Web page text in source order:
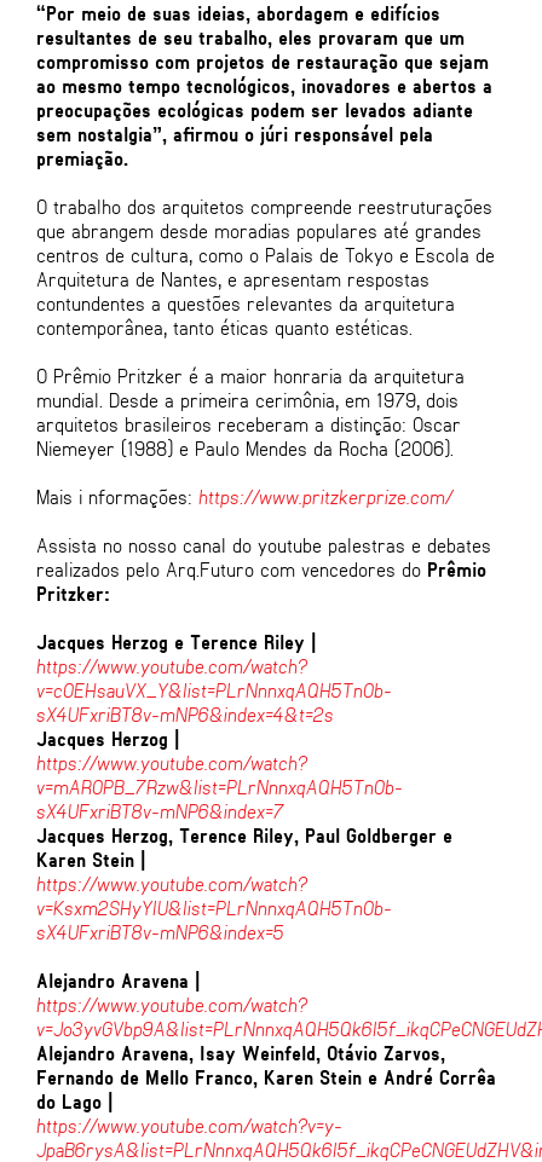
“Por meio de suas ideias, abordagem e edifícios
resultantes de seu trabalho, eles provaram que um
compromisso com projetos de restauração que sejam
ao mesmo tempo tecnológicos, inovadores e abertos a
preocupações ecológicas podem ser levados adiante
sem nostalgia”, afirmou o júri responsável pela
premiação.
O trabalho dos arquitetos compreende reestruturações
que abrangem desde moradias populares até grandes
centros de cultura, como o Palais de Tokyo e Escola de
Arquitetura de Nantes, e apresentam respostas
contundentes a questões relevantes da arquitetura
contemporânea, tanto éticas quanto estéticas.
O Prêmio Pritzker é a maior honraria da arquitetura
mundial. Desde a primeira cerimônia, em 1979, dois
arquitetos brasileiros receberam a distinção: Oscar
Niemeyer (1988) e Paulo Mendes da Rocha (2006).
Mais i nformações: https://www.pritzkerprize.com/
Assista no nosso canal do youtube palestras e debates
realizados pelo Arq.Futuro com vencedores do Prêmio
Pritzker:
Jacques Herzog e Terence Riley |
https://www.youtube.com/watch?
v=cOEHsauVX_Y&list=PLrNnnxqAQH5Tn0b-
sX4UFxriBT8v-mNP6&index=4&t=2s
Jacques Herzog |
https://www.youtube.com/watch?
v=mAR0PB_7Rzw&list=PLrNnnxqAQH5Tn0b-
sX4UFxriBT8v-mNP6&index=7
Jacques Herzog, Terence Riley, Paul Goldberger e
Karen Stein |
https://www.youtube.com/watch?
v=Ksxm2SHyYIU&list=PLrNnnxqAQH5Tn0b-
sX4UFxriBT8v-mNP6&index=5
Alejandro Aravena |
https://www.youtube.com/watch?
Alejandro Aravena, Isay Weinfeld, Otávio Zarvos,
Fernando de Mello Franco, Karen Stein e André Corrêa
do Lago |
https://www.youtube.com/watch?v=y-